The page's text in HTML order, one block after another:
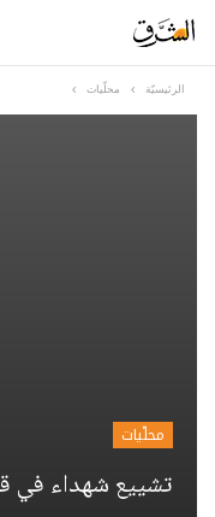
الرئيسيّة محلّيات
محلّيات
تشييع شهداء في